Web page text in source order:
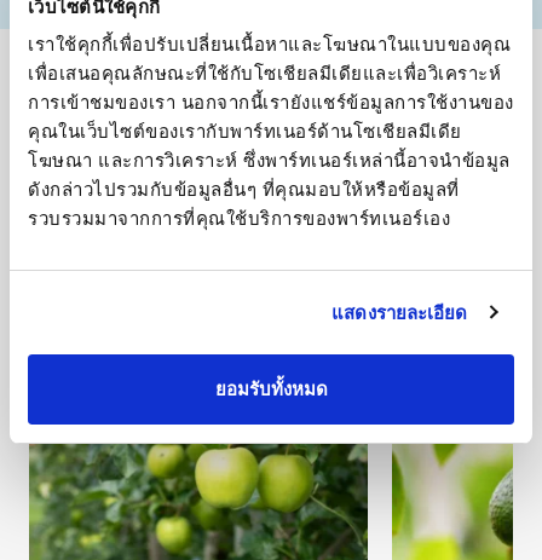
เว็บไซต์นี้ใช้คุกกี้
เราใช้คุกกี้เพื่อปรับเปลี่ยนเนื้อหาและโฆษณาในแบบของคุณ
เพื่อเสนอคุณลักษณะที่ใช้กับโซเชียลมีเดียและเพื่อวิเคราะห์
การเข้าชมของเรา นอกจากนี้เรายังแชร์ข้อมูลการใช้งานของ
คุณในเว็บไซต์ของเรากับพาร์ทเนอร์ด้านโซเชียลมีเดีย
โฆษณา และการวิเคราะห์ ซึ่งพาร์ทเนอร์เหล่านี้อาจนำข้อมูล
ดังกล่าวไปรวมกับข้อมูลอื่นๆ ที่คุณมอบให้หรือข้อมูลที่
รวบรวมมาจากการที่คุณใช้บริการของพาร์ทเนอร์เอง
แสดงรายละเอียด
ยอมรับทั้งหมด
เพื่อผลผลิตที่มีคุณภาพ มีประสิทธิภาพ และทำ
กำไรได้
ปลดล็อกข้อมูลเชิงลึกเกี่ยวกับ
พืชของเรา
ฉีด MZ301